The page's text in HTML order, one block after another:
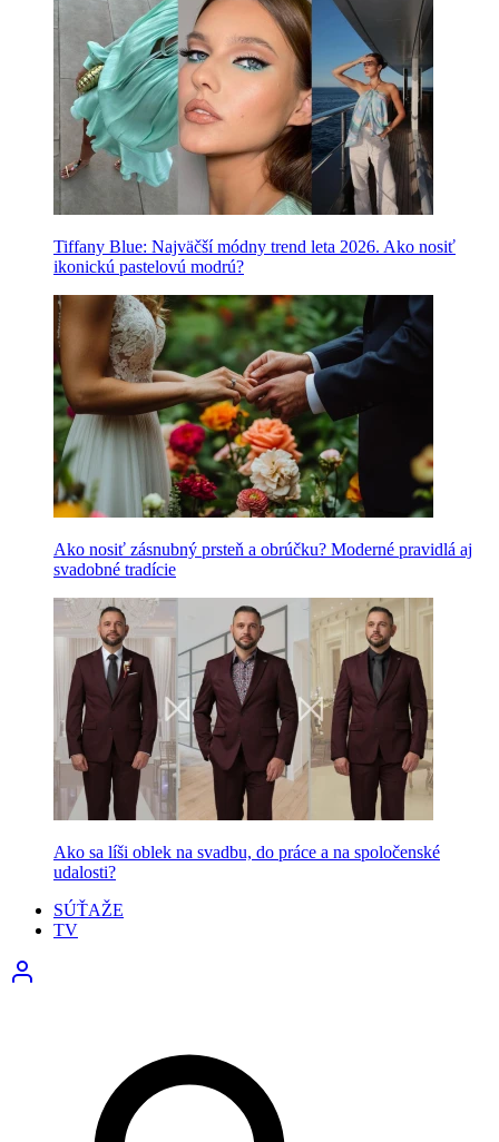
Tiffany Blue: Najväčší módny trend leta 2026. Ako nosiť
ikonickú pastelovú modrú?
Ako nosiť zásnubný prsteň a obrúčku? Moderné pravidlá aj
svadobné tradície
Ako sa líši oblek na svadbu, do práce a na spoločenské
udalosti?
SÚŤAŽE
TV